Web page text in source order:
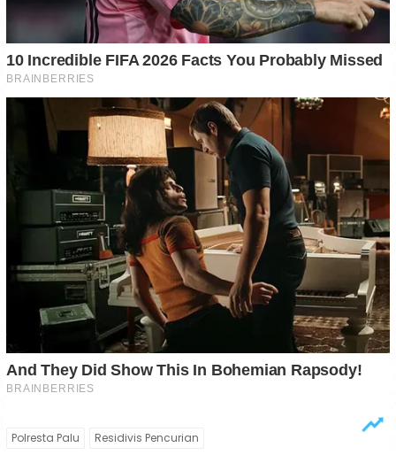
Polresta Palu Residivis Pencurian